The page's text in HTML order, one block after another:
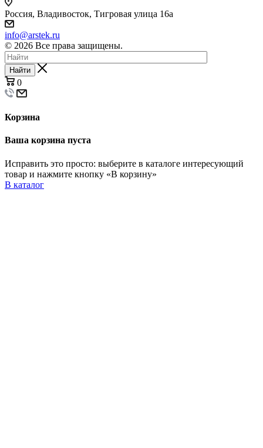
Россия, Владивосток, Тигровая улица 16а
info@arstek.ru
© 2026 Все права защищены.
Найти
0
Корзина
Ваша корзина пуста
Исправить это просто: выберите в каталоге интересующий
товар и нажмите кнопку «В корзину»
В каталог